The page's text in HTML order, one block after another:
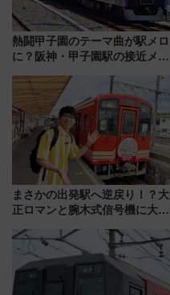
熱闘甲子園のテーマ曲が駅メロ
に？阪神・甲子園駅の接近メロ
谷実アレンジの特別仕様へ、8月
5日始発から
まさかの出発駅へ逆戻り！？大
正ロマンと腕木式信号機に大興
目の舞台は岐阜県の「明知鉄
道」